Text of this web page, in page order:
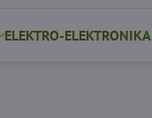
ELEKTRO-ELEKTRONIKA